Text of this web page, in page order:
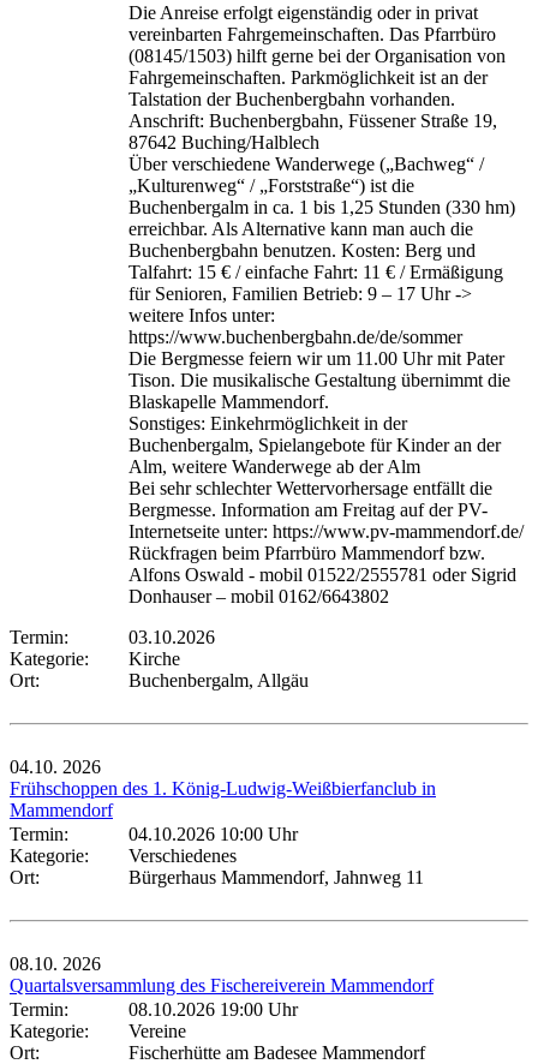
Die Anreise erfolgt eigenständig oder in privat
vereinbarten Fahrgemeinschaften. Das Pfarrbüro
(08145/1503) hilft gerne bei der Organisation von
Fahrgemeinschaften. Parkmöglichkeit ist an der
Talstation der Buchenbergbahn vorhanden.
Anschrift: Buchenbergbahn, Füssener Straße 19,
87642 Buching/Halblech
Über verschiedene Wanderwege („Bachweg“ /
„Kulturenweg“ / „Forststraße“) ist die
Buchenbergalm in ca. 1 bis 1,25 Stunden (330 hm)
erreichbar. Als Alternative kann man auch die
Buchenbergbahn benutzen. Kosten: Berg und
Talfahrt: 15 € / einfache Fahrt: 11 € / Ermäßigung
für Senioren, Familien Betrieb: 9 – 17 Uhr ->
weitere Infos unter:
https://www.buchenbergbahn.de/de/sommer
Die Bergmesse feiern wir um 11.00 Uhr mit Pater
Tison. Die musikalische Gestaltung übernimmt die
Blaskapelle Mammendorf.
Sonstiges: Einkehrmöglichkeit in der
Buchenbergalm, Spielangebote für Kinder an der
Alm, weitere Wanderwege ab der Alm
Bei sehr schlechter Wettervorhersage entfällt die
Bergmesse. Information am Freitag auf der PV-
Internetseite unter: https://www.pv-mammendorf.de/
Rückfragen beim Pfarrbüro Mammendorf bzw.
Alfons Oswald - mobil 01522/2555781 oder Sigrid
Donhauser – mobil 0162/6643802
Termin:
03.10.2026
Kategorie:
Kirche
Ort:
Buchenbergalm, Allgäu
04.10. 2026
Frühschoppen des 1. König-Ludwig-Weißbierfanclub in
Mammendorf
Termin:
04.10.2026 10:00 Uhr
Kategorie:
Verschiedenes
Ort:
Bürgerhaus Mammendorf, Jahnweg 11
08.10. 2026
Quartalsversammlung des Fischereiverein Mammendorf
Termin:
08.10.2026 19:00 Uhr
Kategorie:
Vereine
Ort:
Fischerhütte am Badesee Mammendorf